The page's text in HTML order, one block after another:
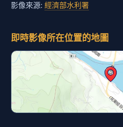
影像來源: 經濟部水利署
即時影像所在位置的地圖